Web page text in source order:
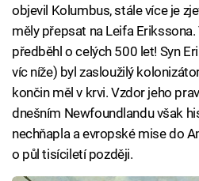
objevil Kolumbus, stále více je
měly přepsat na Leifa
předběhl o celých 500 let! Syn
víc níže) byl zasloužilý
končin měl v krvi. Vzdor jeho
dnešním Newfoundlandu však
nechňapla a evropské mise do
o půl tisíciletí později.